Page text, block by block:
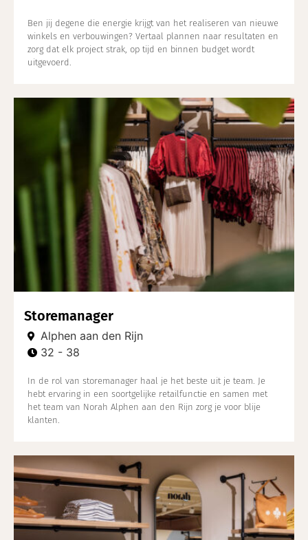
Ben jij degene die energie krijgt van het realiseren van nieuwe
winkels en verbouwingen? Vertaal plannen naar resultaten en
zorg dat elk project strak, op tijd en binnen budget wordt
uitgevoerd.
Storemanager
Alphen aan den Rijn
32 - 38
In de rol van storemanager haal je het beste uit je team. Je
hebt ervaring in een soortgelijke retailfunctie en samen met
het team van Norah Alphen aan den Rijn zorg je voor blije
klanten.